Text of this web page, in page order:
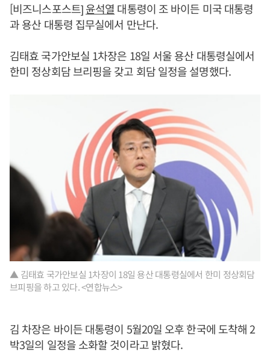
[비즈니스포스트]윤석열 대통령이 조 바이든 미국 대통령
과 용산 대통령 집무실에서 만난다.
김태효 국가안보실 1차장은 18일 서울 용산 대통령실에서
한미 정상회담 브리핑을 갖고 회담 일정을 설명했다.
▲ 김태효 국가안보실 1차장이 18일 용산 대통령실에서 한미 정상회담
브피핑을 하고 있다. <연합뉴스>
김 차장은 바이든 대통령이 5월20일 오후 한국에 도착해 2
박3일의 일정을 소화할 것이라고 밝혔다.